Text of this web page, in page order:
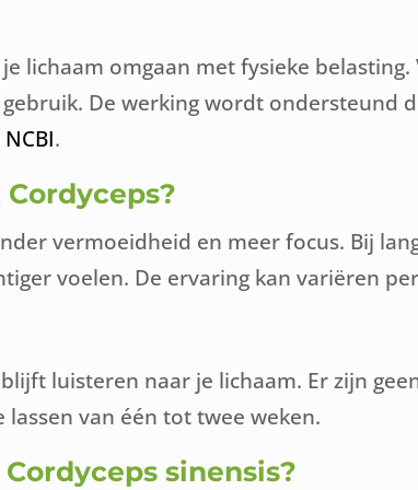
lichaam omgaan met fysieke
De werking wordt ondersteund
.
vermoeidheid en meer focus. Bij
voelen. De ervaring kan variëren
luisteren naar je lichaam. Er zijn
van één tot twee weken.
sinensis?